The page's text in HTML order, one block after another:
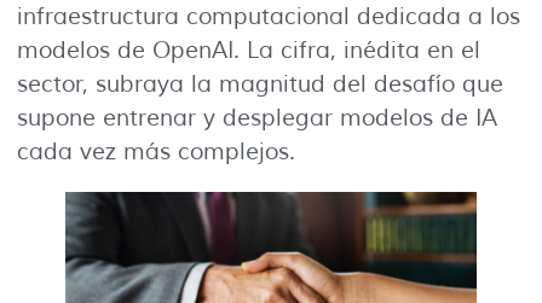
infraestructura computacional dedicada a los
modelos de OpenAI. La cifra, inédita en el
sector, subraya la magnitud del desafío que
supone entrenar y desplegar modelos de IA
cada vez más complejos.